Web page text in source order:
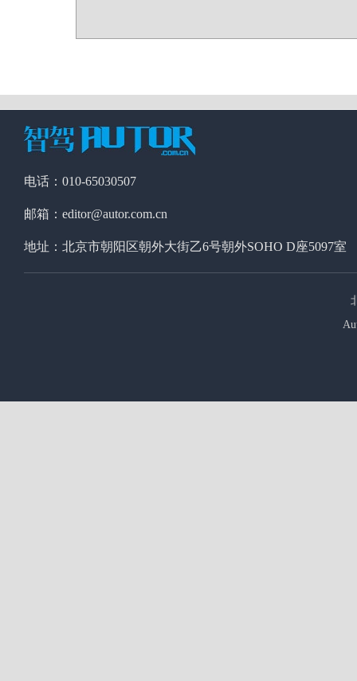
电话：010-65030507
邮箱：editor@autor.com.cn
地址：北京市朝阳区朝外大街乙6号朝外SOHO D座5097室